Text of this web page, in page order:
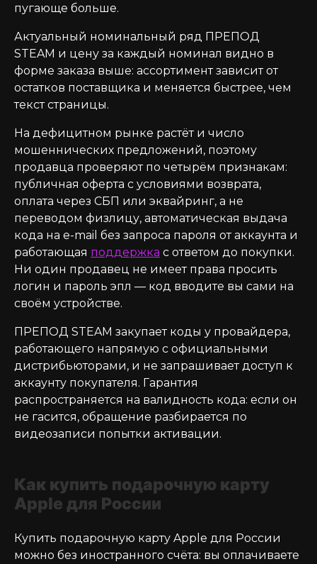
пугающе больше.
Актуальный номинальный ряд ПРЕПОД
STEAM и цену за каждый номинал видно в
форме заказа выше: ассортимент зависит от
остатков поставщика и меняется быстрее, чем
текст страницы.
На дефицитном рынке растёт и число
мошеннических предложений, поэтому
продавца проверяют по четырём признакам:
публичная оферта с условиями возврата,
оплата через СБП или эквайринг, а не
переводом физлицу, автоматическая выдача
кода на e-mail без запроса пароля от аккаунта и
работающая поддержка с ответом до покупки.
Ни один продавец не имеет права просить
логин и пароль эпл — код вводите вы сами на
своём устройстве.
ПРЕПОД STEAM закупает коды у провайдера,
работающего напрямую с официальными
дистрибьюторами, и не запрашивает доступ к
аккаунту покупателя. Гарантия
распространяется на валидность кода: если он
не гасится, обращение разбирается по
видеозаписи попытки активации.
Как купить подарочную карту
Apple для России
Купить подарочную карту Apple для России
можно без иностранного счёта: вы оплачиваете